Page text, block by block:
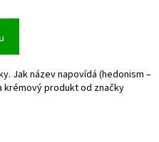
Jak název napovídá (hedonism –
krémový produkt od značky